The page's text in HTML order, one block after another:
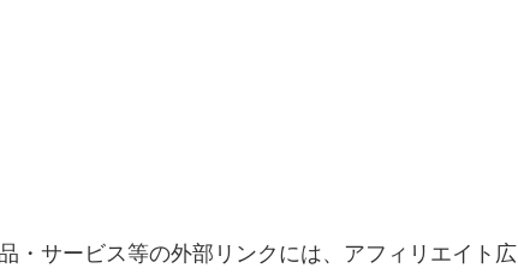
・サービス等の外部リンクには、アフィリエイト広